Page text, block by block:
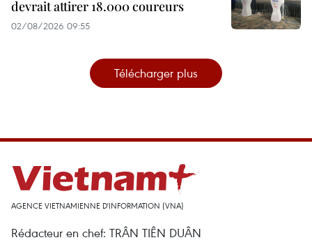
devrait attirer 18.000 coureurs
02/08/2026 09:55
Télécharger plus
AGENCE VIETNAMIENNE D'INFORMATION (VNA)
Rédacteur en chef: TRÂN TIÊN DUÂN